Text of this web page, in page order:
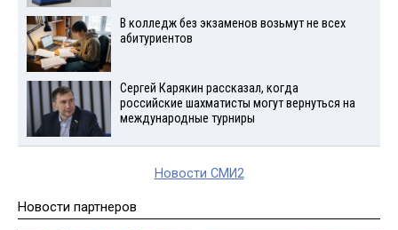
В колледж без экзаменов возьмут не всех
абитуриентов
Сергей Карякин рассказал, когда
российские шахматисты могут вернуться на
международные турниры
Новости СМИ2
Новости партнеров